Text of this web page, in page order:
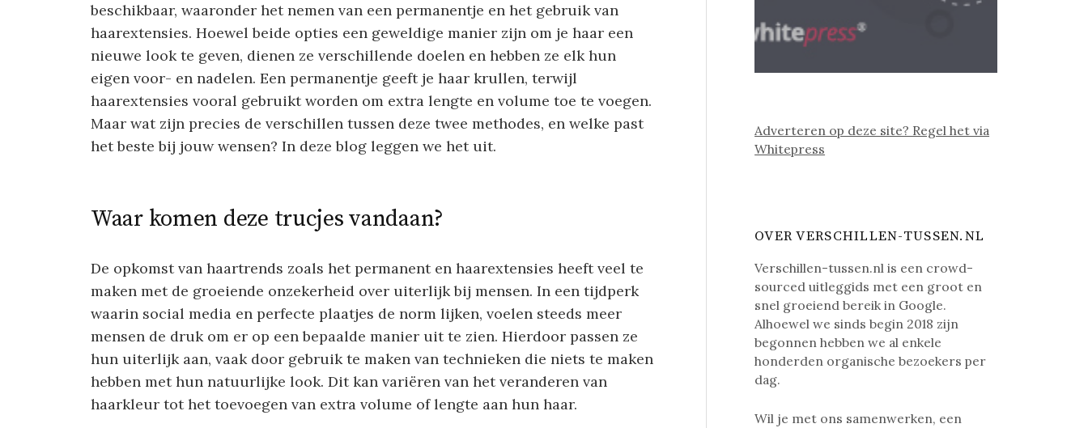
beschikbaar, waaronder het nemen van een permanentje en het gebruik van
haarextensies. Hoewel beide opties een geweldige manier zijn om je haar een
nieuwe look te geven, dienen ze verschillende doelen en hebben ze elk hun
eigen voor- en nadelen. Een permanentje geeft je haar krullen, terwijl
haarextensies vooral gebruikt worden om extra lengte en volume toe te voegen.
Maar wat zijn precies de verschillen tussen deze twee methodes, en welke past
het beste bij jouw wensen? In deze blog leggen we het uit.
Waar komen deze trucjes vandaan?
De opkomst van haartrends zoals het permanent en haarextensies heeft veel te
maken met de groeiende onzekerheid over uiterlijk bij mensen. In een tijdperk
waarin social media en perfecte plaatjes de norm lijken, voelen steeds meer
mensen de druk om er op een bepaalde manier uit te zien. Hierdoor passen ze
hun uiterlijk aan, vaak door gebruik te maken van technieken die niets te maken
hebben met hun natuurlijke look. Dit kan variëren van het veranderen van
haarkleur tot het toevoegen van extra volume of lengte aan hun haar.
Adverteren op deze site? Regel het via
Whitepress
OVER VERSCHILLEN-TUSSEN.NL
Verschillen-tussen.nl is een crowd-
sourced uitleggids met een groot en
snel groeiend bereik in Google.
Alhoewel we sinds begin 2018 zijn
begonnen hebben we al enkele
honderden organische bezoekers per
dag.
Wil je met ons samenwerken, een